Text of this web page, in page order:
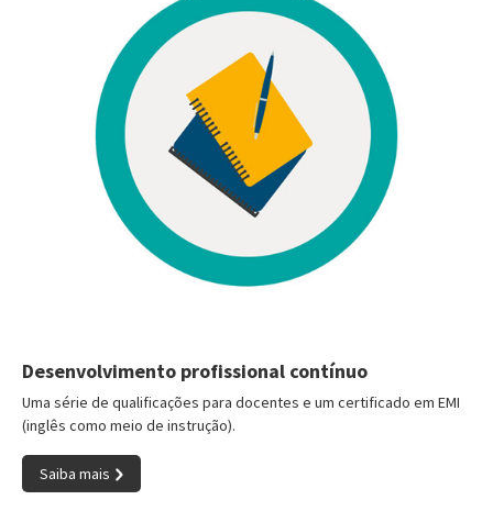
Desenvolvimento profissional contínuo
Uma série de qualificações para docentes e um certificado em EMI
(inglês como meio de instrução).
Saiba mais